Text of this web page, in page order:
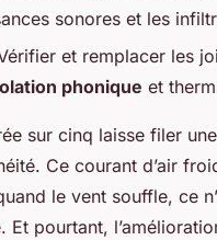
sonores et les
et remplacer les
phonique et
sur cinq laisse filer
Ce courant d’air
le vent souffle, ce
Et pourtant,